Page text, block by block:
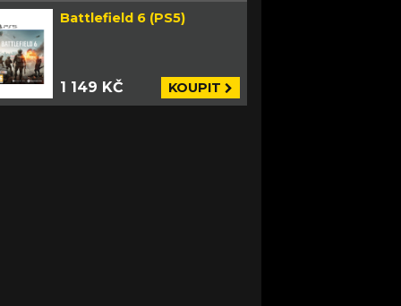
Battlefield 6 (PS5)
1 149 KČ KOUPIT